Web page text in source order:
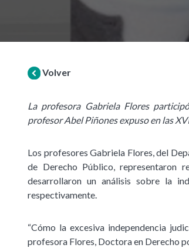
Volver
La profesora Gabriela Flores
profesor Abel Piñones expuso en las
Los profesores Gabriela Flores, del
de Derecho Público, representaron
desarrollaron un análisis sobre la
respectivamente.
“Cómo la excesiva independencia
profesora Flores, Doctora en Derecho